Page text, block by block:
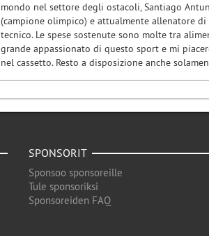
mondo nel settore degli ostacoli, Santiago
(campione olimpico) e attualmente allenatore
tecnico. Le spese sostenute sono molte tra
grande appassionato di questo sport e mi
nel cassetto. Resto a disposizione anche
SPONSORIT
Sponsoo sponsoreille
Tule sponsoriksi
Sponsoreiden FAQ